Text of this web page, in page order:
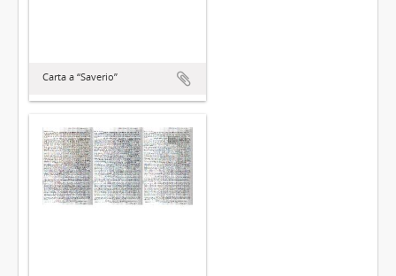
Carta a “Saverio”